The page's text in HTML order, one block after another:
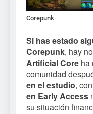
Corepunk
Si has estado
Corepunk, hay
Artificial Core ha
comunidad
en el estudio,
en Early Access
su situación